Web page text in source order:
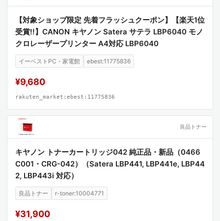
【対象ショップ限定 先着フラッシュクーポン】【楽天1位
受賞!!】CANON キヤノン Satera サテラ LBP6040 モノ
クロレーザープリンター A4対応 LBP6040
イーベストPC・家電館 ebest:11775836
¥9,680
rakuten_market:ebest:11775836
良品トナー
キヤノン トナーカートリッジ042 純正品・新品（0466
C001・CRG-042）（Satera LBP441, LBP441e, LBP44
2, LBP443i 対応）
良品トナー r-toner:10004771
¥31,900